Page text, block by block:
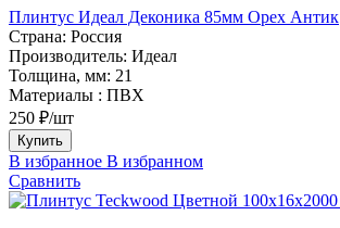
Плинтус Идеал Деконика 85мм Орех Антик
Страна: Россия
Производитель: Идеал
Толщина, мм: 21
Материалы : ПВХ
250 ₽/шт
Купить
В избранное В избранном
Сравнить